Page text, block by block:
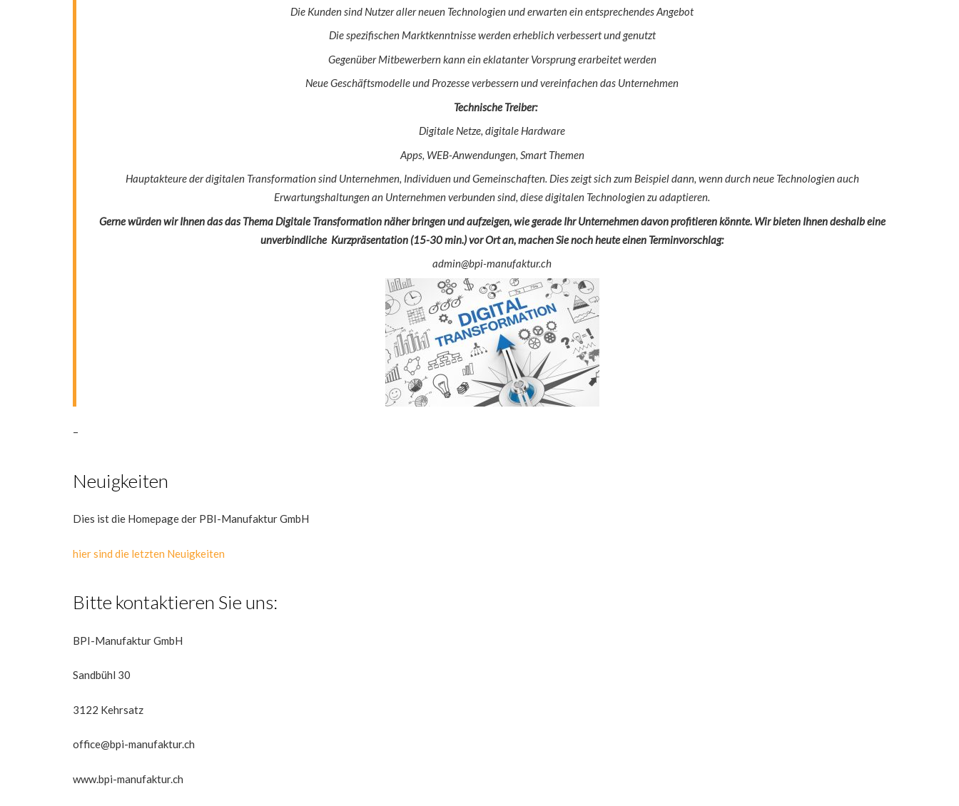
Die Kunden sind Nutzer aller neuen Technologien und erwarten ein entsprechendes Angebot
Die spezifischen Marktkenntnisse werden erheblich verbessert und genutzt
Gegenüber Mitbewerbern kann ein eklatanter Vorsprung erarbeitet werden
Neue Geschäftsmodelle und Prozesse verbessern und vereinfachen das Unternehmen
Technische Treiber:
Digitale Netze, digitale Hardware
Apps, WEB-Anwendungen, Smart Themen
Hauptakteure der digitalen Transformation sind Unternehmen, Individuen und Gemeinschaften. Dies zeigt sich zum Beispiel dann, wenn durch neue Technologien auch
Erwartungshaltungen an Unternehmen verbunden sind, diese digitalen Technologien zu adaptieren.
Gerne würden wir Ihnen das das Thema Digitale Transformation näher bringen und aufzeigen, wie gerade Ihr Unternehmen davon profitieren könnte. Wir bieten Ihnen deshalb eine
unverbindliche Kurzpräsentation (15-30 min.) vor Ort an, machen Sie noch heute einen Terminvorschlag:
admin@bpi-manufaktur.ch
–
Neuigkeiten
Dies ist die Homepage der PBI-Manufaktur GmbH
hier sind die letzten Neuigkeiten
Bitte kontaktieren Sie uns:
BPI-Manufaktur GmbH
Sandbühl 30
3122 Kehrsatz
office@bpi-manufaktur.ch
www.bpi-manufaktur.ch